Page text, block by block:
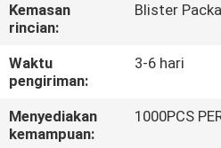
HUBUNGI
KAMI
BERITA
Kemasan
rincian:
Blister
Waktu
pengiriman:
3-6 hari
Menyediakan
kemampuan:
1000PCS